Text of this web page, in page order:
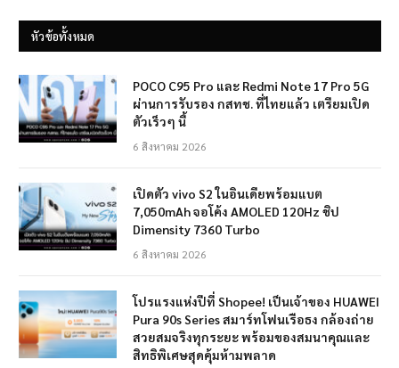
หัวข้อทั้งหมด
POCO C95 Pro และ Redmi Note 17 Pro 5G
ผ่านการรับรอง กสทช. ที่ไทยแล้ว เตรียมเปิด
ตัวเร็วๆ นี้
6 สิงหาคม 2026
เปิดตัว vivo S2 ในอินเดียพร้อมแบต
7,050mAh จอโค้ง AMOLED 120Hz ชิป
Dimensity 7360 Turbo
6 สิงหาคม 2026
โปรแรงแห่งปีที่ Shopee! เป็นเจ้าของ HUAWEI
Pura 90s Series สมาร์ทโฟนเรือธง กล้องถ่าย
สวยสมจริงทุกระยะ พร้อมของสมนาคุณและ
สิทธิพิเศษสุดคุ้มห้ามพลาด